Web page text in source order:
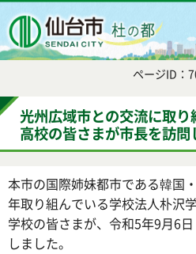
ページID：
光州広域市との交流に取
高校の皆さまが市長を訪問
本市の国際姉妹都市である韓国
年取り組んでいる学校法人朴沢
学校の皆さまが、令和5年9月6
しました。